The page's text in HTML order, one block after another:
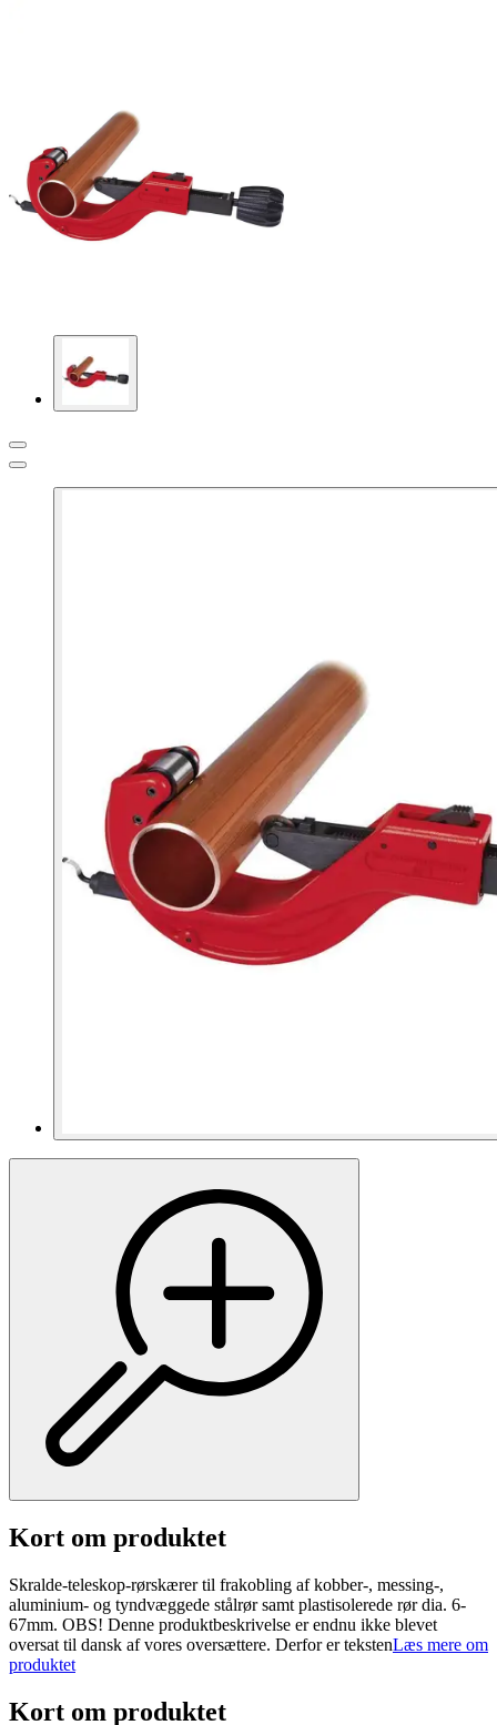
Kort om produktet
Skralde-teleskop-rørskærer til frakobling af kobber-, messing-,
aluminium- og tyndvæggede stålrør samt plastisolerede rør dia. 6-
67mm. OBS! Denne produktbeskrivelse er endnu ikke blevet
oversat til dansk af vores oversættere. Derfor er tekstenLæs mere om
produktet
Kort om produktet